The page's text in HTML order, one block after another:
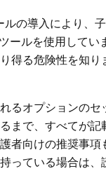
の導入により、
ールを使用して
得る危険性を知
るオプションの
まで、すべてが
者向けの推奨事
っている場合は、